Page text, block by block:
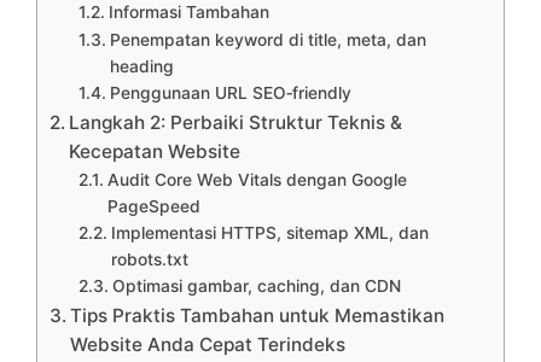
Informasi Tambahan
Penempatan keyword di title, meta, dan
heading
Penggunaan URL SEO‑friendly
Langkah 2: Perbaiki Struktur Teknis &
Kecepatan Website
Audit Core Web Vitals dengan Google
PageSpeed
Implementasi HTTPS, sitemap XML, dan
robots.txt
Optimasi gambar, caching, dan CDN
Tips Praktis Tambahan untuk Memastikan
Website Anda Cepat Terindeks